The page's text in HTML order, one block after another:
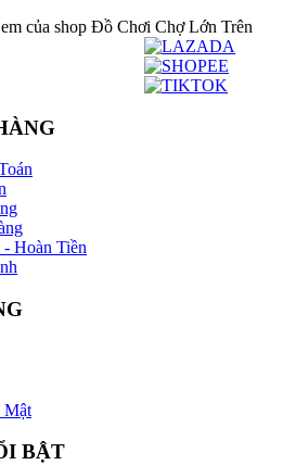
của shop Đồ Chơi Chợ Lớn Trên
Hoàn Tiền
Mật
BẬT